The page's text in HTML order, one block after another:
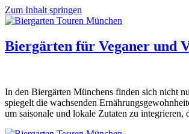
Zum Inhalt springen
Biergärten für Veganer und
In den Biergärten Münchens finden sich nicht
spiegelt die wachsenden
um saisonale und lokale Zutaten zu